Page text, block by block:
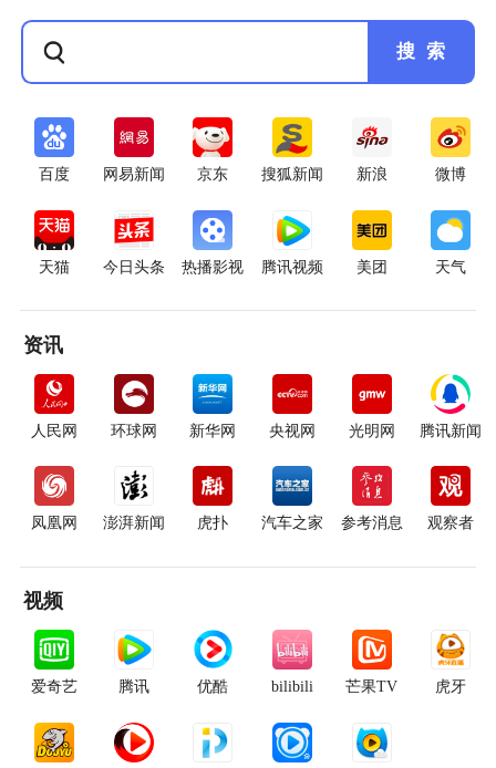
搜 索
百度 网易新闻 京东 搜狐新闻 新浪 微博
天猫 今日头条 热播影视 腾讯视频 美团 天气
资讯
人民网 环球网 新华网 央视网 光明网 腾讯新闻
凤凰网 澎湃新闻 虎扑 汽车之家 参考消息 观察者
视频
爱奇艺 腾讯 优酷 bilibili 芒果TV 虎牙